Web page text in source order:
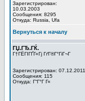
Зарегистрирован:
10.03.2003
Сообщения: 8295
Откуда: Russia, Ufa
Вернуться к началу
ГЏ.ГЂ.ГЌ.
Г†ГЁГІГҐГ«Гј ГґГ®Г°ГіГ¬Г
Зарегистрирован: 07.12.2011
Сообщения: 115
Откуда: Г“Г°Г Г«